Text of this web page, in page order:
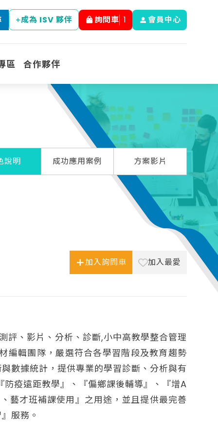
成為 ISV 夥伴 詢問車 1 會員中心
區 合作夥伴
說明 成功應用案例 方案影片
加入詢問車 加入最愛
評、影片、分析、診斷,小中高教學整合管理
編輯團隊，嚴選符合各學習階段及教育趨勢
數據統計，提供專業的學習診斷、分析與有
疫遠距教學』、『偏鄉課後輔導』、『增A
藝才班補課使用』之用途，並且提供最完善
服務。